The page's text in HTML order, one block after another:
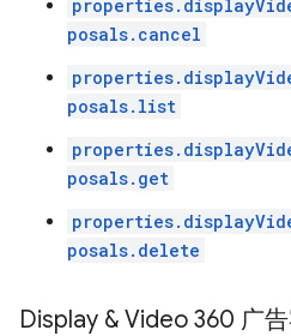
posals.cancel
posals.list
posals.get
posals.delete
Display & Video 360 广